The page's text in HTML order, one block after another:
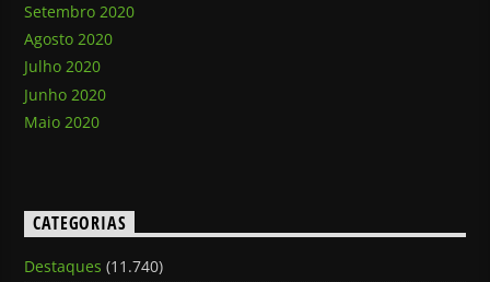
Setembro 2020
Agosto 2020
Julho 2020
Junho 2020
Maio 2020
CATEGORIAS
Destaques (11.740)